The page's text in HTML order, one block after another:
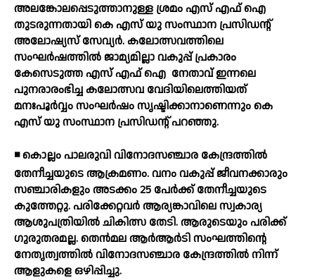
അലങ്കോലപ്പെടുത്താനുള്ള ശ്രമം എസ് എഫ് ഐ
തുടരുന്നതായി കെ എസ് യു സംസ്ഥാന പ്രസിഡന്റ്
അലോഷ്യസ് സേവ്യര്‍. കലോത്സവത്തിലെ
സംഘര്‍ഷത്തില്‍ ജാമ്യമില്ലാ വകുപ്പ് പ്രകാരം
കേസെടുത്ത എസ് എഫ് ഐ നേതാവ് ഇന്നലെ
പുനരാരംഭിച്ച കലോത്സവ വേദിയിലെത്തിയത്
മനഃപൂര്‍വ്വം സംഘര്‍ഷം സൃഷ്ടിക്കാനാണെന്നും കെ
എസ് യു സംസ്ഥാന പ്രസിഡന്റ് പറഞ്ഞു.
◾ കൊല്ലം പാലരുവി വിനോദസഞ്ചാര കേന്ദ്രത്തില്‍
തേനീച്ചയുടെ ആക്രമണം. വനം വകുപ്പ് ജീവനക്കാരും
സഞ്ചാരികളും അടക്കം 25 പേര്‍ക്ക് തേനീച്ചയുടെ
കുത്തേറ്റു. പരിക്കേറ്റവര്‍ ആര്യങ്കാവിലെ സ്വകാര്യ
ആശുപത്രിയില്‍ ചികിത്സ തേടി. ആരുടെയും പരിക്ക്
ഗുരുതരമല്ല. തെന്‍മല ആര്‍ആര്‍ടി സംഘത്തിന്റെ
നേതൃത്വത്തില്‍ വിനോദസഞ്ചാര കേന്ദ്രത്തില്‍ നിന്ന്
ആളുകളെ ഒഴിപ്പിച്ചു.